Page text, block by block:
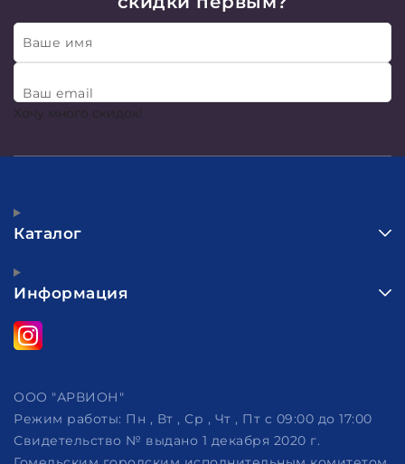
Ваше имя
Ваш email
Хочу много скидок!
Каталог
Информация
ООО "АРВИОН"
Режим работы: Пн , Вт , Ср , Чт , Пт c 09:00 до 17:00
Свидетельство № выдано 1 декабря 2020 г.